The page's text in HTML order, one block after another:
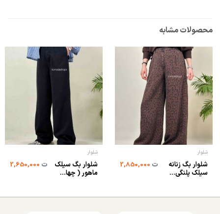
محصولات مشابه
شلوار
شلوار بگ زنانه
سیلک پلنگی...
ت2,850,000
شلوار
شلوار بگ سیلک
ماهور ( چها...
ت2,650,000